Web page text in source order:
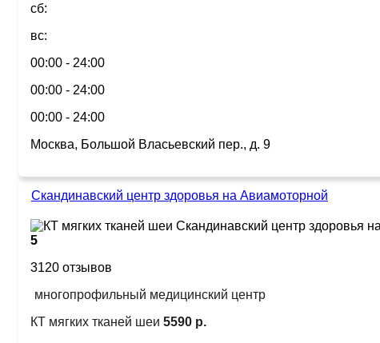
сб:
вс:
00:00 - 24:00
00:00 - 24:00
00:00 - 24:00
Москва, Большой Власьевский пер., д. 9
Скандинавский центр здоровья на Авиамоторной
5
3120 отзывов
многопрофильный медицинский центр
КТ мягких тканей шеи 5590 р.